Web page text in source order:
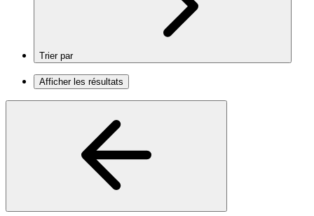
Trier par
Afficher les résultats